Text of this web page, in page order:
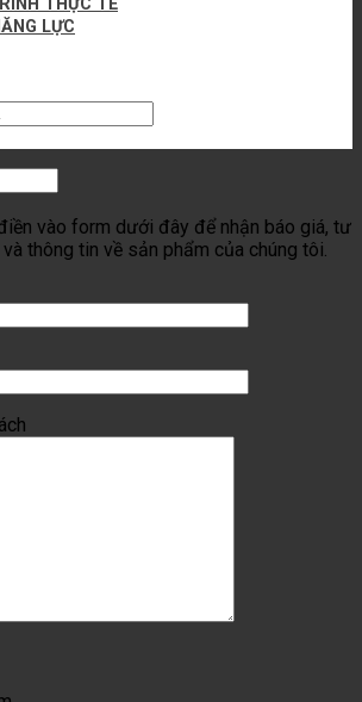
THỰC TẾ
LỰC
vào form dưới đây để nhận báo giá, tư
thông tin về sản phẩm của chúng tôi.